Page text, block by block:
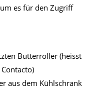
es für den Zugriff
Butterroller (heisst
aus dem Kühlschrank